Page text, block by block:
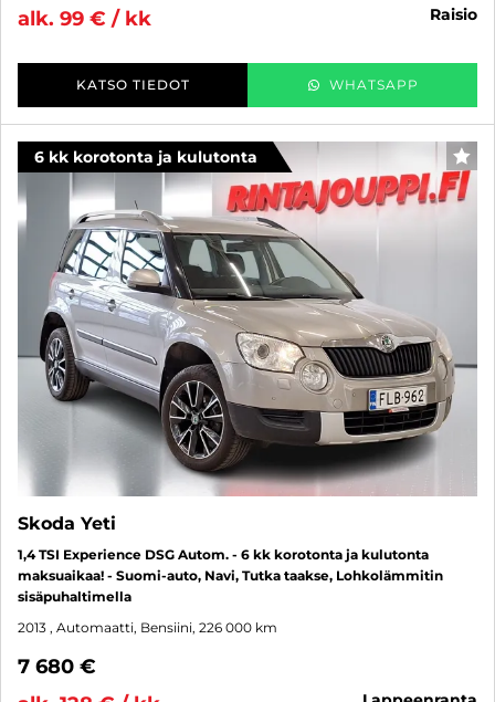
alk. 99 € / kk
raisio
KATSO TIEDOT WHATSAPP
6 kk korotonta ja kulutonta
Skoda Yeti
1,4 TSI Experience DSG Autom. - 6 kk korotonta ja kulutonta
maksuaikaa! - Suomi-auto, Navi, Tutka taakse, Lohkolämmitin
sisäpuhaltimella
2013 , Automaatti, Bensiini, 226 000 km
7 680 €